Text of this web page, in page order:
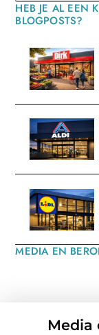
HEB JE AL EEN
BLOGPOSTS?
MEDIA EN
Media